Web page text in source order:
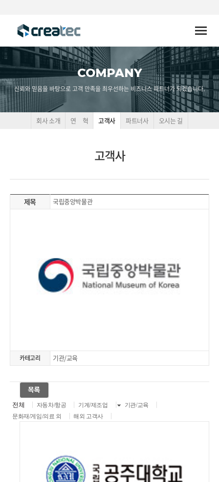
Toggle
COMPANY
신뢰와 믿음을 바탕으로 고객 만족을 최우선하는 비즈니스 파트너가 되겠습니다.
회사 소개 연 혁 고객사 파트너사 오시는 길
고객사
제목 국립중앙박물관
카테고리 기관/교육
전체 자동차/항공 기계/제조업
기관/교육
문화재/게임/의료 외
해외 고객사